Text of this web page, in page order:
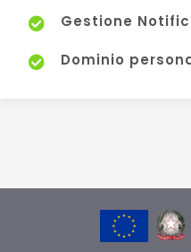
Gestione
Dominio